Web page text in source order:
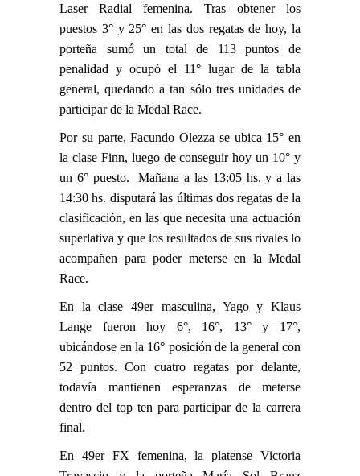
Laser Radial femenina. Tras obtener los
puestos 3° y 25° en las dos regatas de hoy, la
porteña sumó un total de 113 puntos de
penalidad y ocupó el 11° lugar de la tabla
general, quedando a tan sólo tres unidades de
participar de la Medal Race.
Por su parte,Facundo Olezza se ubica 15° en
la clase Finn, luego de conseguir hoy un 10° y
un 6° puesto. Mañana a las 13:05 hs. y a las
14:30 hs. disputará las últimas dos regatas de la
clasificación, en las que necesita una actuación
superlativa y que los resultados de sus rivales lo
acompañen para poder meterse en la Medal
Race.
En la clase 49er masculina, YagoyKlaus
Lange fueron hoy 6°, 16°, 13° y 17°,
ubicándose en la 16° posición de la general con
52 puntos. Con cuatro regatas por delante,
todavía mantienen esperanzas de meterse
dentro del top ten para participar de la carrera
final.
En 49er FX femenina, la platense Victoria